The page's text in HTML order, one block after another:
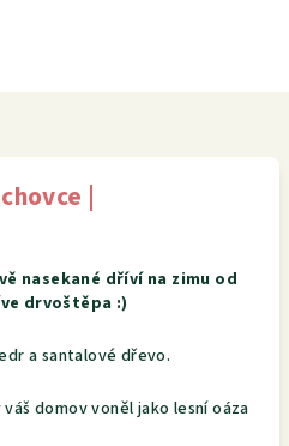
|
nasekané dříví na zimu od
drvoštěpa :)
a santalové dřevo.
domov voněl jako lesní oáza